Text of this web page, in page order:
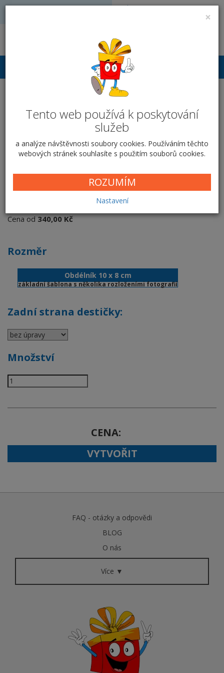
×
Tento web používá k poskytování
služeb
a analýze návštěvnosti soubory cookies. Používáním těchto
webových stránek souhlasíte s použitím souborů cookies.
ROZUMÍM
Nastavení
Volejte: 728 051 909
Přihlášení
Kovový obdélník - velký -
Na šířku - fotografie
fotografie
Na šířku - fotografie
Cena od 340,00 Kč
Rozměr
Obdélník 10 x 8 cm
základní šablona s několika rozloženími fotografií
Zadní strana destičky:
Množství
CENA
VYTVOŘIT
FAQ - otázky a odpovědi
BLOG
O nás
Více ▼